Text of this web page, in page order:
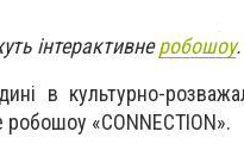
інтерактивнеробошоу.
в культурно-
«CONNECTION».